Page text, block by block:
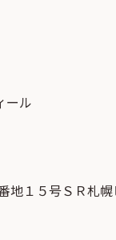
ール
地１５号ＳＲ札